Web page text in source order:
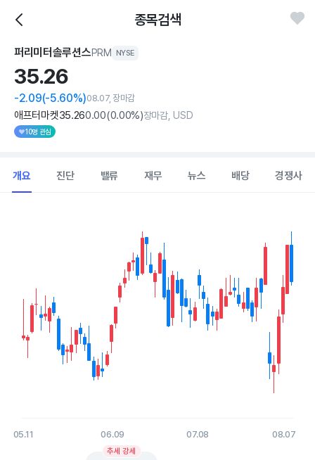
종목검색
퍼리미터솔루션스PRM NYSE
35.26
-2.09(-5.60%)08.07, 장마감
애프터마켓35.260.00(0.00%)장마감, USD
10명 관심
개요 진단 밸류 재무 뉴스 배당 경쟁사
The chart has 1 X axis displaying Time. Data ranges from
The chart has 1 Y axis displaying values. Data ranges from 28.88
05.11 06.09 07.08 08.07
End of interactive chart.추세 강세